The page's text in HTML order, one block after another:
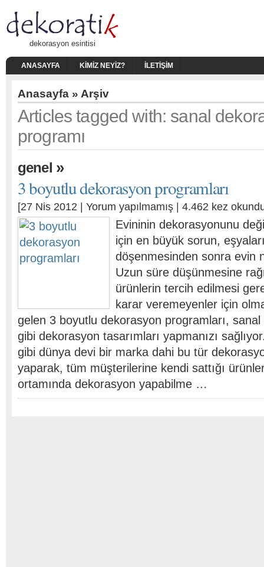
dekorasyon esintisi
ANASAYFA KIMIZ NEYIZ? İLETIŞIM
Anasayfa » Arşiv
Articles tagged with: sanal
programı
genel »
3 boyutlu dekorasyon programları
[27 Nis 2012 | Yorum yapılmamış | 4.462 kez
Evininin dekorasyonunu
için en büyük sorun,
döşenmesinden sonra evin
Uzun süre düşünmesine
ürünlerin tercih edilmesi
karar veremeyenler için
gelen 3 boyutlu dekorasyon programları,
gibi dekorasyon tasarımları yapmanızı
gibi dünya devi bir marka dahi bu tür
yaparak, tüm müşterilerine kendi sattığı
ortamında dekorasyon yapabilme …